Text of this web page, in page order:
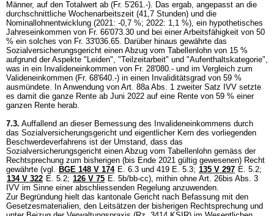
Männer, auf den Totalwert ab (Fr. 5'261.-). Das ergab, angepasst an die
durchschnittliche Wochenarbeitszeit (41,7 Stunden) und die
Nominallohnentwicklung (2021: -0,7 %; 2022: 1,1 %), ein hypothetisches
Jahreseinkommen von Fr. 66'073.30 und bei einer Arbeitsfähigkeit von 50
% ein solches von Fr. 33'036.65. Darüber hinaus gewährte das
Sozialversicherungsgericht einen Abzug vom Tabellenlohn von 15 %
aufgrund der Aspekte "Leiden", "Teilzeitarbeit" und "Aufenthaltskategorie",
was in ein Invalideneinkommen von Fr. 28'080.- und im Vergleich zum
Valideneinkommen (Fr. 68'640.-) in einen Invaliditätsgrad von 59 %
ausmündete. In Anwendung von Art. 88a Abs. 1 zweiter Satz IVV setzte
es damit die ganze Rente ab Juni 2022 auf eine Rente von 59 % einer
ganzen Rente herab.
7.3. Auffallend an dieser Bemessung des Invalideneinkommens durch
das Sozialversicherungsgericht und eigentlicher Kern des vorliegenden
Beschwerdeverfahrens ist der Umstand, dass das
Sozialversicherungsgericht einen Abzug vom Tabellenlohn gemäss der
Rechtsprechung zum bisherigen (bis Ende 2021 gültig gewesenen) Recht
gewährte (vgl. BGE 148 V 174 E. 6.3 und 419 E. 5.3; 135 V 297 E. 5.2;
134 V 322 E. 5.2; 126 V 75 E. 5b/bb-cc), mithin ohne Art. 26bis Abs. 3
IVV im Sinne einer abschliessenden Regelung anzuwenden.
Zur Begründung hielt das kantonale Gericht nach Befassung mit den
Gesetzesmaterialien, den Leitsätzen der bisherigen Rechtsprechung und